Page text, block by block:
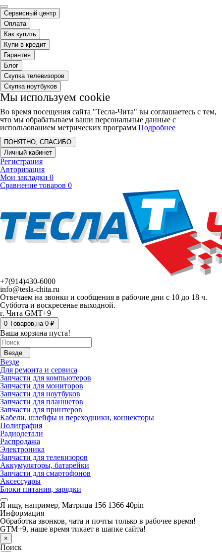
Сервисный центр
Оплата
Как купить
Купи в кредит
Гарантия
Блог
Скупка телевизоров
Скупка ноутбуков
Мы используем cookie
Во время посещения сайта "Тесла-Чита" вы соглашаетесь с тем,
что мы обрабатываем ваши персональные данные с
использованием метрических программ Подробнее
ПОНЯТНО, СПАСИБО
Личный кабинет
Регистрация
Авторизация
Мои закладки 0
Сравнение товаров 0
+7(914)430-6000
info@tesla-chita.ru
Отвечаем на звонки и сообщения в рабочие дни с 10 до 18 ч.
Суббота и воскресенье выходной.
г. Чита GMT+9
0 Tоваров,на 0 ₽
Ваша корзина пуста!
Везде
Везде
Для ремонта и сервиса
Запчасти для компьютеров
Запчасти для мониторов
Запчасти для ноутбуков
Запчасти для планшетов
Запчасти для принтеров
Кабели, шлейфы и переходники, коннекторы
Полиграфия
Радиодетали
Распродажа
Электроника
Запчасти для телевизоров
Аккумуляторы, батарейки
Запчасти для смартофонов
Аксессуары
Блоки питания, зарядки
Я ищу, например, Матрица 156 1366 40pin
Информация
Обработка звонков, чата и почты только в рабочее время!
GTM+9, наше время тикает в шапке сайта!
×
Поиск